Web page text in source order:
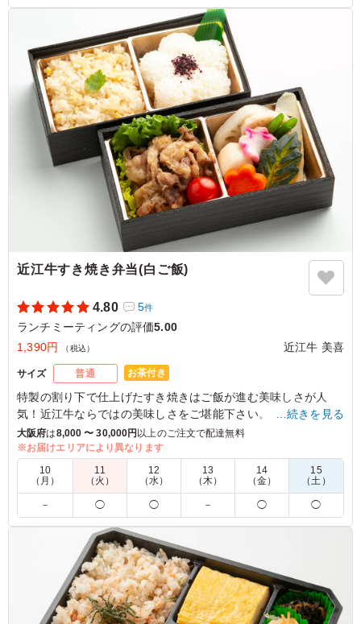
※季節により一部内容が変わる場合があります。
※国産特A米を使用しています。
5.0 都島b型支援ラボ
ここのお弁当が人気なのは、お米のこだわりと、それに合
う、オカズのバランスだと思います このご時世だから、
品質を落としたり、量を少なくする店が多いですが、この
お店はサバがブリの照り焼きに変わったり、御飯の量が変
わらなかったり、それが一番の人気の理由と思います
会議・セミナー›ランチミーティング
大阪府大阪市都島区中野町2026/07/06
近江牛すき焼き弁当(白ご飯)
4.80 5件
ランチミーティングの評価5.00
1,390円
（税込） 近江牛 美喜
サイズ 普通 お茶付き
特製の割り下で仕上げたすき焼きはご飯が進む美味しさが人
気！近江牛ならではの美味しさをご堪能下さい。
ご飯にも近江にこだわった当店自慢のお弁当となっています。
※容器欠品の為、杉色の容器にてお届けいたします。
すき焼きの味付けがとても美味しかったです。お肉が柔ら
かくて、ご飯がどんどん進むお味でした。煮物などの副菜
もきれいに盛り付けられていて、味覚も視覚も楽しませて
もらいました。
ご利用シーン：会議・セミナー›ランチミーティング
…続きを見る
大阪府は8,000 〜 30,000円以上のご注文で配達無料
※お届けエリアにより異なります
10
（月）
11
（火）
12
（水）
13
（木）
14
（金）
15
（土）
－ ◯ ◯ － ◯ ◯